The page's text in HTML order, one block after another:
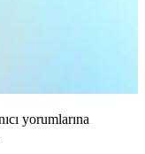
yorumlarına